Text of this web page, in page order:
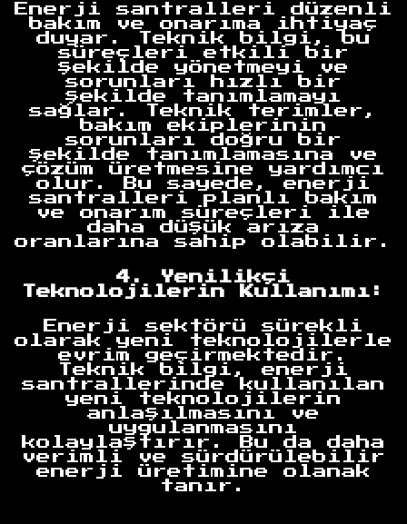
Enerji santralleri düzenli
bakım ve onarıma ihtiyaç
duyar. Teknik bilgi, bu
süreçleri etkili bir
şekilde yönetmeyi ve
sorunları hızlı bir
şekilde tanımlamayı
sağlar. Teknik terimler,
bakım ekiplerinin
sorunları doğru bir
şekilde tanımlamasına ve
çözüm üretmesine yardımcı
olur. Bu sayede, enerji
santralleri planlı bakım
ve onarım süreçleri ile
daha düşük arıza
oranlarına sahip olabilir.
4. Yenilikçi
Teknolojilerin Kullanımı:
Enerji sektörü sürekli
olarak yeni teknolojilerle
evrim geçirmektedir.
Teknik bilgi, enerji
santrallerinde kullanılan
yeni teknolojilerin
anlaşılmasını ve
uygulanmasını
kolaylaştırır. Bu da daha
verimli ve sürdürülebilir
enerji üretimine olanak
tanır.